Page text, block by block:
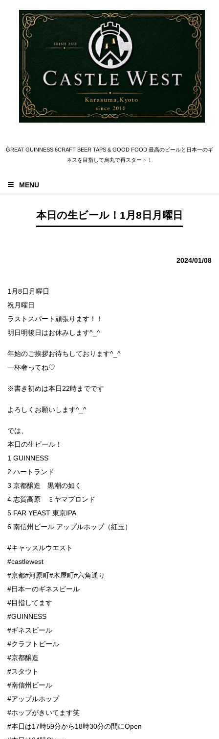
GREAT GUINNESS 6CRAFT BEER TAPS & GOOD FOOD 最高のビールと日本一のギ
ネスを目指して烏丸で再スタート！
MENU
本日の生ビール！1月8日月曜日
2024/01/08
1月8日月曜日
祝月曜日
ラストスパート頑張ります！！
明日明後日はお休みします^_^
年始のご挨拶お待ちしております^_^
一杯奢ってね♡
※書き初めは本日22時までです
よろしくお願いします^_^
では、
本日の生ビール！
1 GUINNESS
2 ハートランド
3 京都醸造 黒潮の如く
4 志賀高原 ミヤマブロンド
5 FAR YEAST 東京IPA
6 南信州ビール アップルホップ（紅玉）
#キャッスルウエスト
#castlewest
#京都#河原町#木屋町#六角通り
#日本一のギネスビール
#目指してます
#GUINNESS
#ギネスビール
#クラフトビール
#京都醸造
#スタウト
#南信州ビール
#アップルホップ
#ホップがきいてます笑
#本日は17時59分から18時30分の間にOpen